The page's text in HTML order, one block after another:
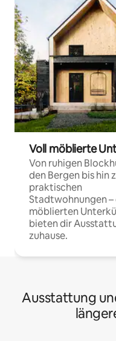
Voll möblierte
Von ruhigen
den Bergen bis hin
praktischen
Stadtwohnungen –
möblierten
bieten dir
zuhause.
Ausstattung